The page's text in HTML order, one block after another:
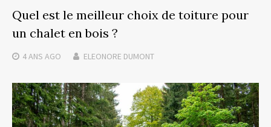
Quel est le meilleur choix de toiture pour
un chalet en bois ?
4 ANS AGO ELEONORE DUMONT